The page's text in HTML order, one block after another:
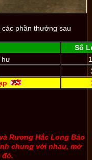
phần thưởng sau
Số
Rương Hắc Long Bảo
chung với nhau, mở
đó.